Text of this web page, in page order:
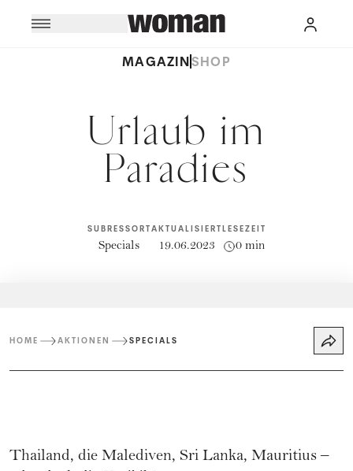
MAGAZINSHOP
Urlaub im
Paradies
SUBRESSORT
Specials
AKTUALISIERT
19.06.2023
LESEZEIT
0 min
HOME AKTIONEN SPECIALS
Thailand, die Malediven, Sri Lanka, Mauritius –